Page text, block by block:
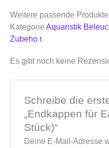
Weitere passende
Kategorie Aquaristik
Zubeho r.
Es gibt noch keine
Schreibe die
„Endkappen für
Stück)“
Deine E-Mail-Adresse